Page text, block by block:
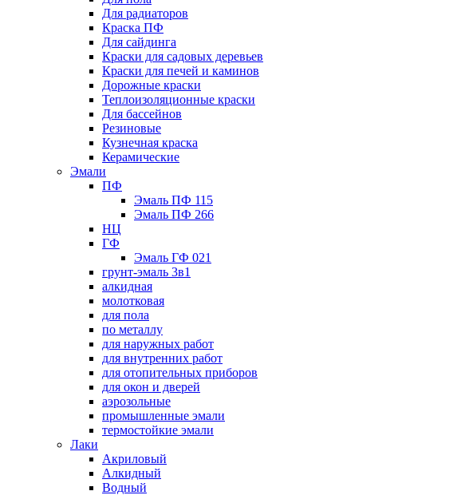
Для радиаторов
Краска ПФ
Для сайдинга
Краски для садовых деревьев
Краски для печей и каминов
Дорожные краски
Теплоизоляционные краски
Для бассейнов
Резиновые
Кузнечная краска
Керамические
Эмали
ПФ
Эмаль ПФ 115
Эмаль ПФ 266
НЦ
ГФ
Эмаль ГФ 021
грунт-эмаль 3в1
алкидная
молотковая
для пола
по металлу
для наружных работ
для внутренних работ
для отопительных приборов
для окон и дверей
аэрозольные
промышленные эмали
термостойкие эмали
Лаки
Акриловый
Алкидный
Водный